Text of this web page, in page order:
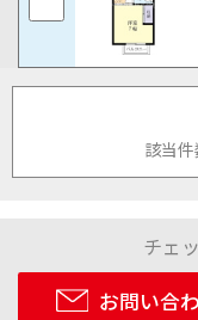
該当件
チェ
お問い合